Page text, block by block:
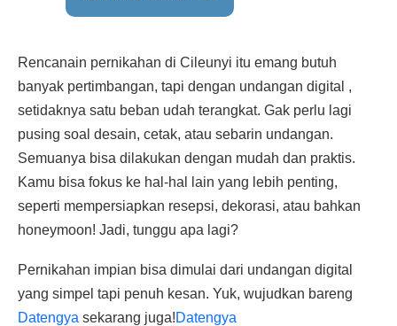
Rencanain pernikahan di Cileunyi itu emang butuh
banyak pertimbangan, tapi dengan undangan digital ,
setidaknya satu beban udah terangkat. Gak perlu lagi
pusing soal desain, cetak, atau sebarin undangan.
Semuanya bisa dilakukan dengan mudah dan praktis.
Kamu bisa fokus ke hal-hal lain yang lebih penting,
seperti mempersiapkan resepsi, dekorasi, atau bahkan
honeymoon! Jadi, tunggu apa lagi?
Pernikahan impian bisa dimulai dari undangan digital
yang simpel tapi penuh kesan. Yuk, wujudkan bareng
Datengya sekarang juga!Datengya